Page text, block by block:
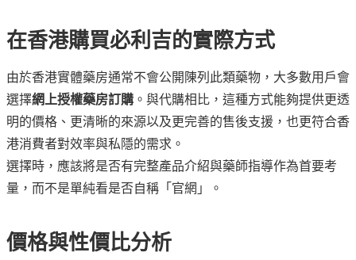
在香港購買必利吉的實際方式
由於香港實體藥房通常不會公開陳列此類藥物，大多數用戶會
選擇網上授權藥房訂購 。與代購相比，這種方式能夠提供更透
明的價格、更清晰的來源以及更完善的售後支援，也更符合香
港消費者對效率與私隱的需求。
選擇時，應該將是否有完整產品介紹與藥師指導作為首要考
量，而不是單純看是否自稱「官網」。
價格與性價比分析